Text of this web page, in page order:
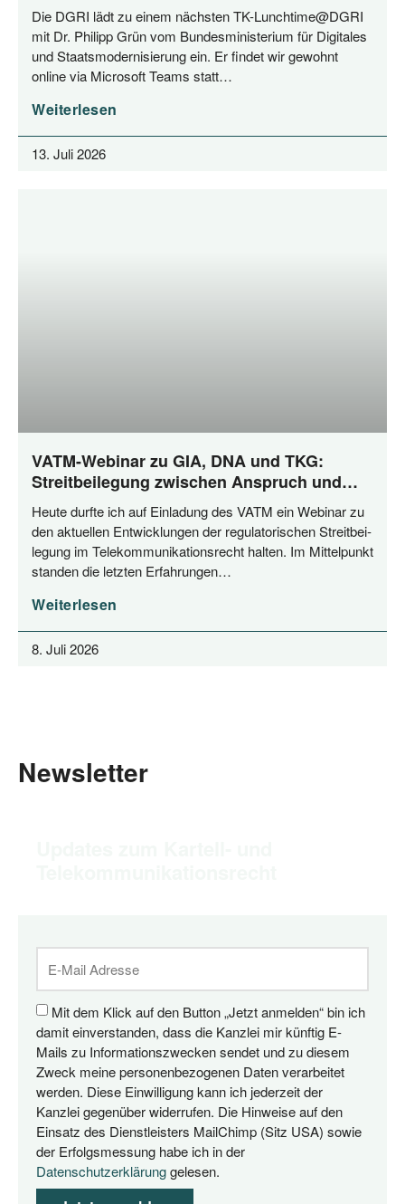
Die DGRI lädt zu einem nächs­ten TK-Lunchtime@DGRI
mit Dr. Phil­ipp Grün vom Bun­des­mi­nis­te­ri­um für Digi­ta­les
und Staats­mo­der­ni­sie­rung ein. Er fin­det wir gewohnt
online via Micro­soft Teams statt…
Weiterlesen
13. Juli 2026
VATM-Webinar zu GIA, DNA und TKG:
Streitbeilegung zwischen Anspruch und
Praxis
Heu­te durf­te ich auf Ein­la­dung des VATM ein Web­i­nar zu
den aktu­el­len Ent­wick­lun­gen der regu­la­to­ri­schen Streit­bei­
le­gung im Tele­kom­mu­ni­ka­ti­ons­recht hal­ten. Im Mit­tel­punkt
stan­den die letz­ten Erfahrungen…
Weiterlesen
8. Juli 2026
Newsletter
Mit dem Klick auf den Button „Jetzt anmelden“ bin ich
damit einverstanden, dass die Kanzlei mir künftig E-
Mails zu Informationszwecken sendet und zu diesem
Zweck meine personenbezogenen Daten verarbeitet
werden. Diese Einwilligung kann ich jederzeit der
Kanzlei gegenüber widerrufen. Die Hinweise auf den
Einsatz des Dienstleisters MailChimp (Sitz USA) sowie
der Erfolgsmessung habe ich in der
Datenschutzerklärunggelesen.